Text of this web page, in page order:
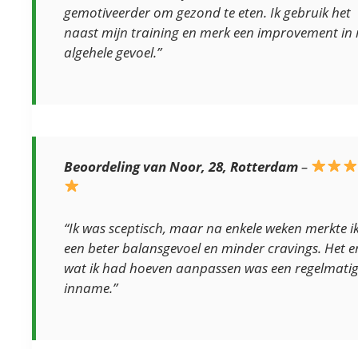
gemotiveerder om gezond te eten. Ik gebruik het
naast mijn training en merk een improvement in
algehele gevoel.”
Beoordeling van Noor, 28, Rotterdam–
“Ik was sceptisch, maar na enkele weken merkte
een beter balansgevoel en minder cravings. Het
wat ik had hoeven aanpassen was een
inname.”